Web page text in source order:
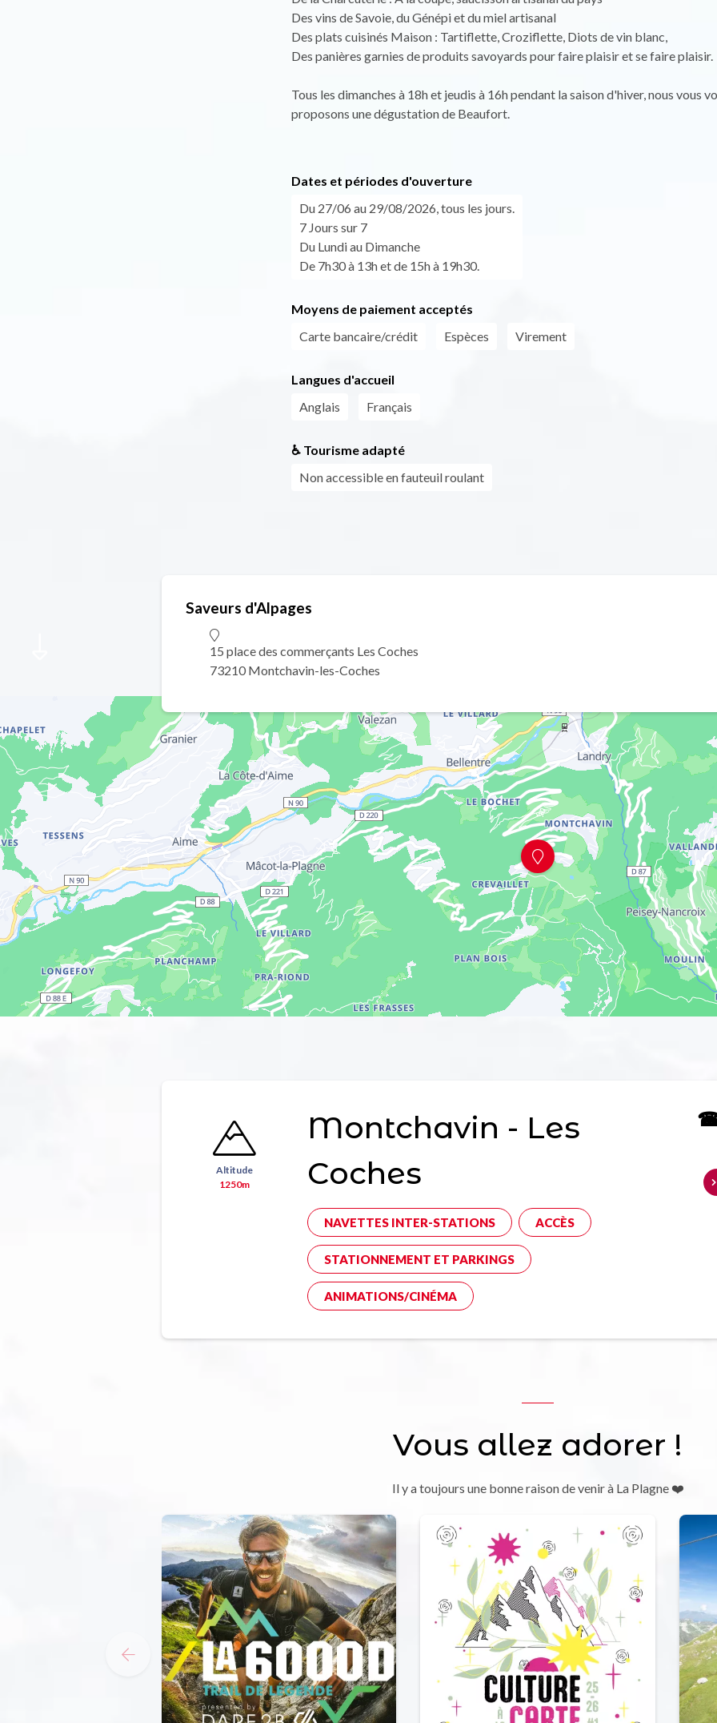
Des vins de Savoie, du Génépi et du miel artisanal
Des plats cuisinés Maison : Tartiflette, Croziflette, Diots de vin blanc,
Des panières garnies de produits savoyards pour faire plaisir et se faire plaisir.
Tous les dimanches à 18h et jeudis à 16h pendant la saison d'hiver, nous vous
proposons une dégustation de Beaufort.
Dates et périodes d'ouverture
Du 27/06 au 29/08/2026, tous les jours.
7 Jours sur 7
Du Lundi au Dimanche
De 7h30 à 13h et de 15h à 19h30.
Moyens de paiement acceptés
Carte bancaire/crédit
Espèces Virement
Langues d'accueil
Anglais
Français
♿ Tourisme adapté
Non accessible en fauteuil roulant
Saveurs d'Alpages
15 place des commerçants Les Coches
73210 Montchavin-les-Coches
Altitude
1250m
Montchavin - Les
Coches
NAVETTES INTER-STATIONS ACCÈS
STATIONNEMENT ET PARKINGS
ANIMATIONS/CINÉMA
☎
Vous allez adorer !
Il y a toujours une bonne raison de venir à La Plagne ❤️